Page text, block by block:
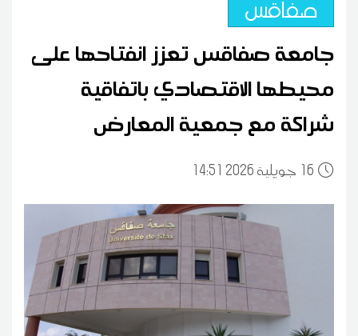
صفاقس
جامعة صفاقس تعزز انفتاحها على
محيطها الاقتصادي باتفاقية
شراكة مع جمعية المعارض
16 14:51 2026 جويلية